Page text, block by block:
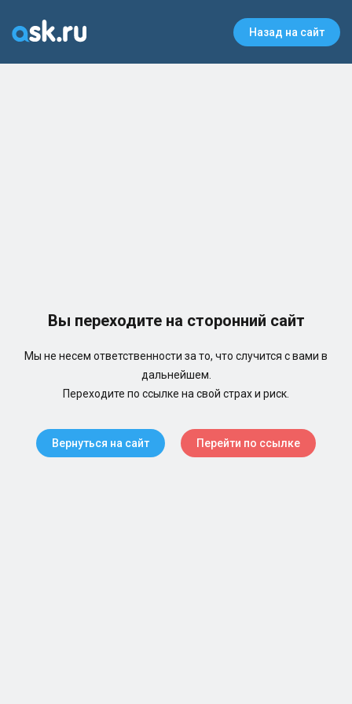
Назад на сайт
Вы переходите на сторонний сайт
Мы не несем ответственности за то, что случится с вами в
дальнейшем.
Переходите по ссылке на свой страх и риск.
Вернуться на сайт Перейти по ссылке